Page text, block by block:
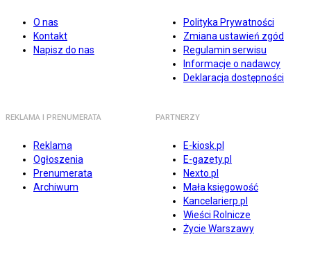
O nas
Kontakt
Napisz do nas
Polityka Prywatności
Zmiana ustawień zgód
Regulamin serwisu
Informacje o nadawcy
Deklaracja dostępności
REKLAMA I PRENUMERATA
Reklama
Ogłoszenia
Prenumerata
Archiwum
PARTNERZY
E-kiosk.pl
E-gazety.pl
Nexto.pl
Mała księgowość
Kancelarierp.pl
Wieści Rolnicze
Życie Warszawy